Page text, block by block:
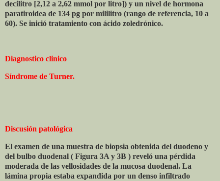
decilitro [2,12 a 2,62 mmol por litro]) y un nivel de hormona
paratiroidea de 134 pg por mililitro (rango de referencia, 10 a
60). Se inició tratamiento con ácido zoledrónico.
Diagnostico clinico
Síndrome de Turner.
Discusión patológica
El examen de una muestra de biopsia obtenida del duodeno y
del bulbo duodenal ( Figura 3A y 3B ) reveló una pérdida
moderada de las vellosidades de la mucosa duodenal. La
lámina propia estaba expandida por un denso infiltrado